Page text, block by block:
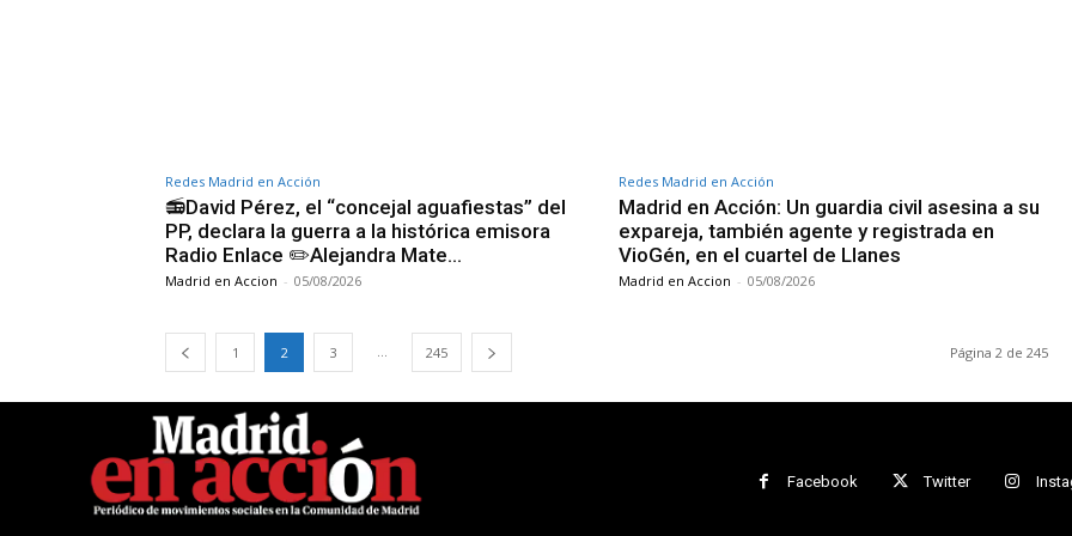
Redes Madrid en Acción
📻David Pérez, el “concejal aguafiestas” del
PP, declara la guerra a la histórica emisora
Radio Enlace ✏️Alejandra Mate…
Madrid en Accion - 05/08/2026
Redes Madrid en Acción
Madrid en Acción: Un guardia civil asesina a su
expareja, también agente y registrada en
VioGén, en el cuartel de Llanes
Madrid en Accion - 05/08/2026
1 2 3 ... 245 Página 2 de 245
Facebook Twitter